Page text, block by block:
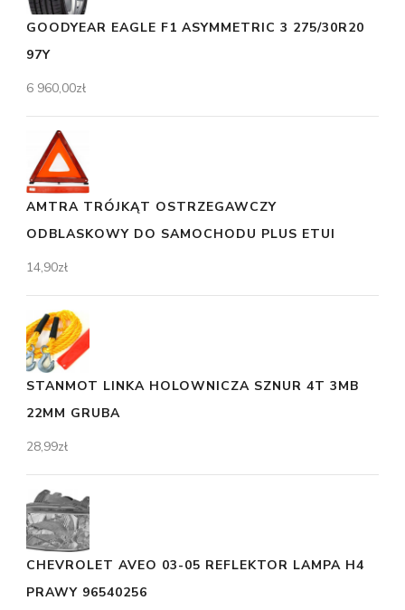
GOODYEAR EAGLE F1 ASYMMETRIC 3 275/30R20
97Y
6 960,00zł
AMTRA TRÓJKĄT OSTRZEGAWCZY
ODBLASKOWY DO SAMOCHODU PLUS ETUI
14,90zł
STANMOT LINKA HOLOWNICZA SZNUR 4T 3MB
22MM GRUBA
28,99zł
CHEVROLET AVEO 03-05 REFLEKTOR LAMPA H4
PRAWY 96540256